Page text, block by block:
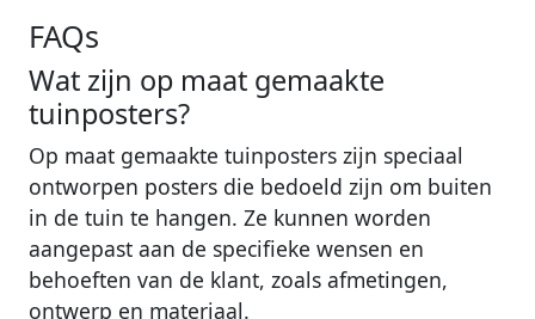
FAQs
Wat zijn op maat gemaakte
tuinposters?
Op maat gemaakte tuinposters zijn speciaal
ontworpen posters die bedoeld zijn om buiten
in de tuin te hangen. Ze kunnen worden
aangepast aan de specifieke wensen en
behoeften van de klant, zoals afmetingen,
ontwerp en materiaal.